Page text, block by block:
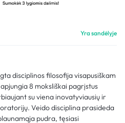
Yra sandėlyje
disciplinos filosofija visapusiškam
8 moksliškai pagrįstus
su viena inovatyviausių ir
Veido disciplina prasideda
pudra, tęsiasi